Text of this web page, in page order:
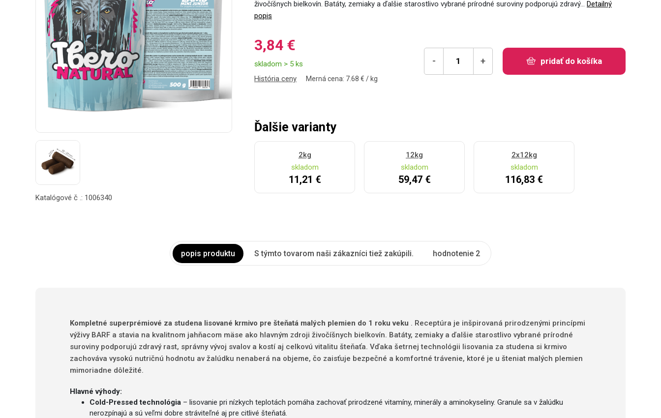
Katalógové č .: 1006340
živočíšnych bielkovín. Batáty, zemiaky a ďalšie starostlivo vybrané prírodné suroviny podporujú zdravý… Detailný
popis
3,84 €
skladom > 5 ks
História ceny
Merná cena: 7.68 € / kg
- + pridať do košíka
Ďalšie varianty
2kg
skladom
11,21 €
12kg
skladom
59,47 €
2x12kg
skladom
116,83 €
popis produktu S týmto tovarom naši zákazníci tiež zakúpili. hodnotenie 2
Kompletné superprémiové za studena lisované krmivo pre šteňatá malých plemien do 1 roku veku . Receptúra je inšpirovaná prirodzenými princípmi
výživy BARF a stavia na kvalitnom jahňacom mäse ako hlavným zdroji živočíšnych bielkovín. Batáty, zemiaky a ďalšie starostlivo vybrané prírodné
suroviny podporujú zdravý rast, správny vývoj svalov a kostí aj celkovú vitalitu šteňaťa. Vďaka šetrnej technológii lisovania za studena si krmivo
zachováva vysokú nutričnú hodnotu av žalúdku nenaberá na objeme, čo zaisťuje bezpečné a komfortné trávenie, ktoré je u šteniat malých plemien
mimoriadne dôležité.
Hlavné výhody:
Cold-Pressed technológia – lisovanie pri nízkych teplotách pomáha zachovať prirodzené vitamíny, minerály a aminokyseliny. Granule sa v žalúdku
nerozpínajú a sú veľmi dobre stráviteľné aj pre citlivé šteňatá.